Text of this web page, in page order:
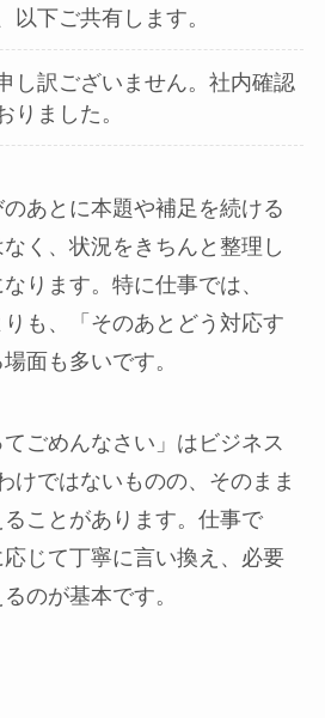
以下ご共有します。
し訳ございません。社内確認
りました。
あとに本題や補足を続ける
く、状況をきちんと整理し
ります。特に仕事では、
りも、「そのあとどう対応す
面も多いです。
ごめんなさい」はビジネス
けではないものの、そのまま
ことがあります。仕事で
じて丁寧に言い換え、必要
のが基本です。